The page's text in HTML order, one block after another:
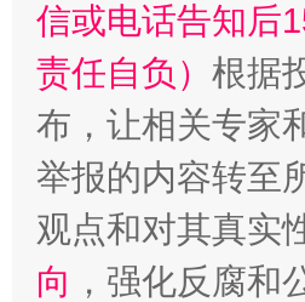
信或电话告知后
责任自负） 根据
布，让相关专家
举报的内容转至
观点和对其真实
向 ，强化反腐